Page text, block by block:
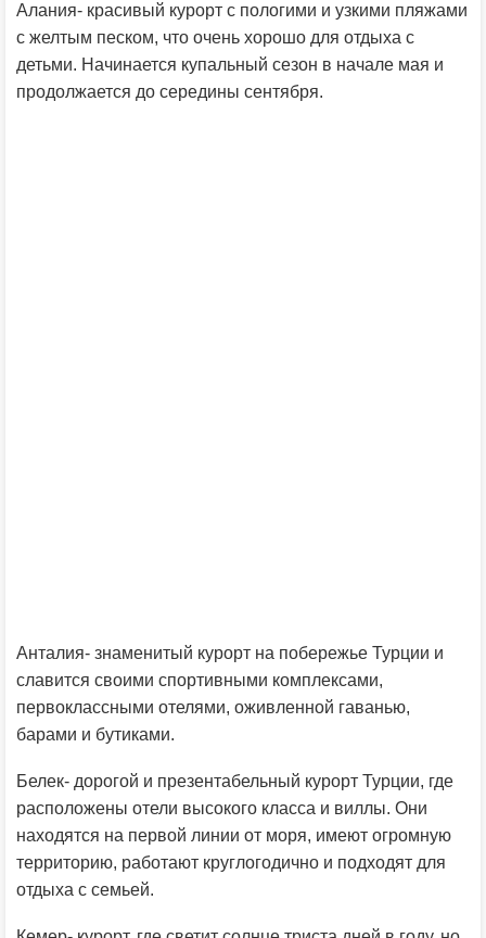
Алания- красивый курорт с пологими и узкими пляжами
с желтым песком, что очень хорошо для отдыха с
детьми. Начинается купальный сезон в начале мая и
продолжается до середины сентября.
Анталия- знаменитый курорт на побережье Турции и
славится своими спортивными комплексами,
первоклассными отелями, оживленной гаванью,
барами и бутиками.
Белек- дорогой и презентабельный курорт Турции, где
расположены отели высокого класса и виллы. Они
находятся на первой линии от моря, имеют огромную
территорию, работают круглогодично и подходят для
отдыха с семьей.